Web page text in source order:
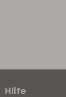
Hilfe